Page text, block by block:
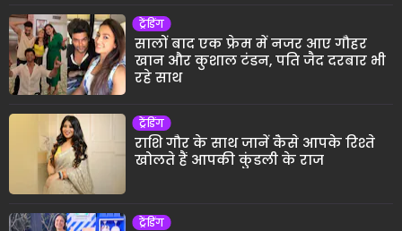
ट्रेंडिंग
सालों बाद एक फ्रेम में नजर आए गौहर
खान और कुशाल टंडन, पति जैद दरबार भी
रहे साथ
ट्रेंडिंग
राशि गौर के साथ जानें कैसे आपके रिश्ते
खोलते हैं आपकी कुंडली के राज
ट्रेंडिंग